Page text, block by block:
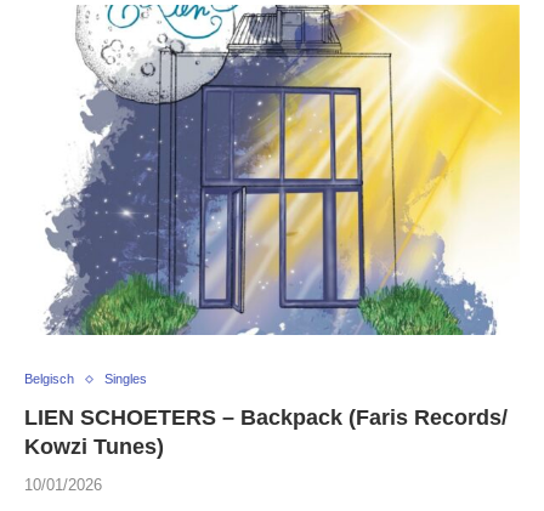
Belgisch Singles
LIEN SCHOETERS – Backpack (Faris Records/
Kowzi Tunes)
10/01/2026